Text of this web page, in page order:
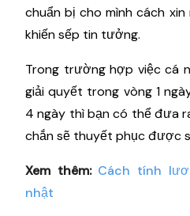
chuẩn bị cho mình cách
khiến sếp tin tưởng.
Trong trường hợp việc cá
giải quyết trong vòng 1
4 ngày thì bạn có thể đưa
chắn sẽ thuyết phục được
Xem thêm: Cách tính
nhật